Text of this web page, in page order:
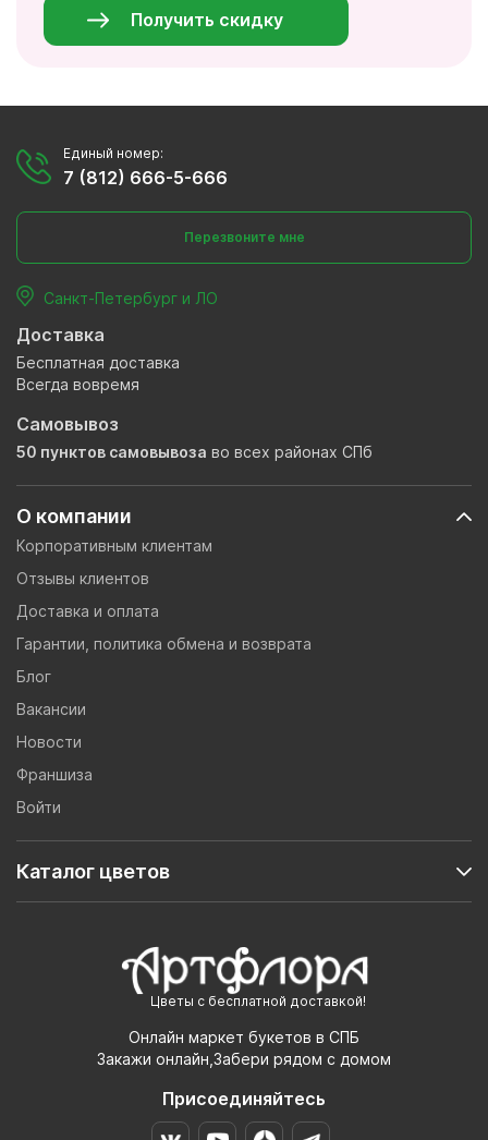
Получить скидку
Цветы с бесплатной доставкой!
Онлайн маркет букетов в СПБ
Закажи онлайн,Забери рядом с домом
Присоединяйтесь
О компании
Корпоративным клиентам
Отзывы клиентов
Доставка и оплата
Гарантии, политика обмена и возврата
Блог
Вакансии
Новости
Франшиза
Войти
Каталог цветов
Единый номер:
7 (812) 666-5-666
Перезвоните мне
Санкт-Петербург и ЛО
Доставка
Бесплатная доставка
Всегда вовремя
Самовывоз
50 пунктов самовывоза во всех районах СПб